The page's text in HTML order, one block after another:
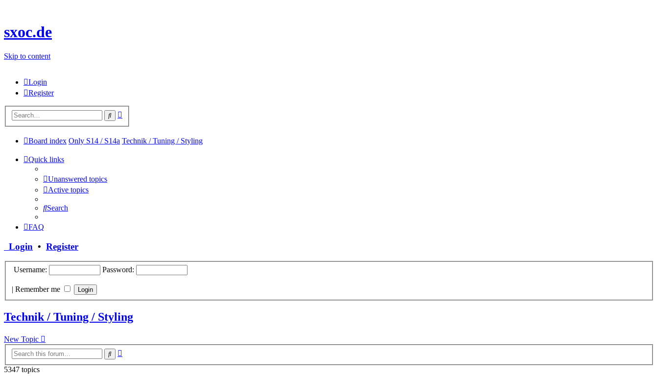
sxoc.de
Skip to content
Login
Register
Search
Board index Only S14 / S14a Technik / Tuning / Styling
Quick links
Unanswered topics
Active topics
Search
FAQ
Login • Register
Username: Password:
| Remember me
Technik / Tuning / Styling
New Topic
Search
5347 topics